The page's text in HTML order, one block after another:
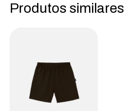
Produtos similares